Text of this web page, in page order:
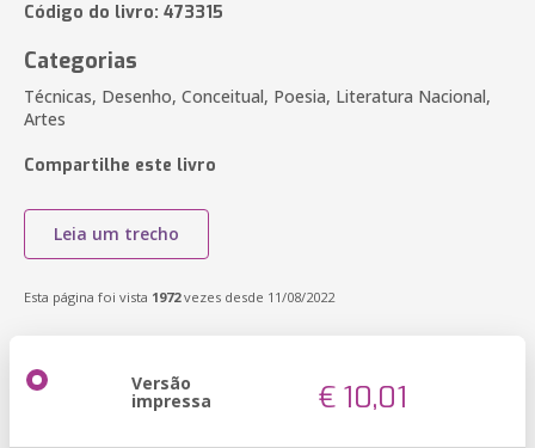
Código do livro: 473315
Categorias
Técnicas, Desenho, Conceitual, Poesia, Literatura Nacional,
Artes
Compartilhe este livro
Leia um trecho
Esta página foi vista 1972vezes desde 11/08/2022
Versão
impressa € 10,01